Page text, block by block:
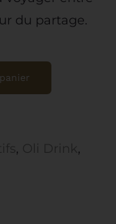
du partage.
,
,